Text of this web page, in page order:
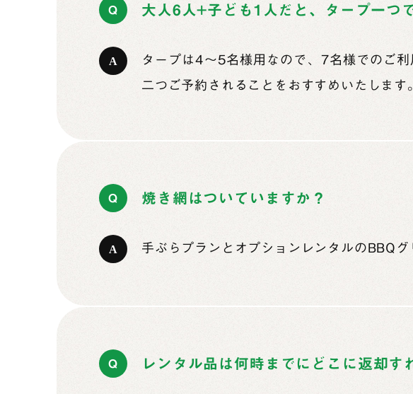
大人6人+子ども1人だと、タープ一つ
タープは4〜5名様用なので、7名様でのご
二つご予約されることをおすすめいたします
焼き網はついていますか？
手ぶらプランとオプションレンタルのBBQグ
レンタル品は何時までにどこに返却す